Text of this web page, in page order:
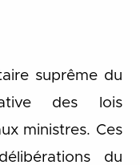
suprême du
des lois
ministres. Ces
du